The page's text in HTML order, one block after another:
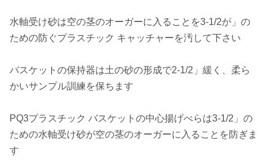
水軸受け砂は空の茎のオーガーに入ることを3-1/2が」の
ための防ぐプラスチック キャッチャーを汚して下さい
バスケットの保持器は土の砂の形成で2-1/2」緩く、柔ら
かいサンプル訓練を保ちます
PQ3プラスチック バスケットの中心揚げべらは3-1/2」の
ための水軸受け砂が空の茎のオーガーに入ることを防ぎま
す